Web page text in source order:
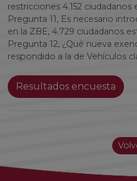
restricciones 4.152
Pregunta 11, Es necesario
en la ZBE, 4.729 ciudadanos
Pregunta 12, ¿Qué nueva
respondido a la de Vehículos
Resultados encuesta